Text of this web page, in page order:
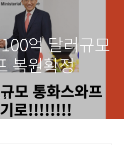
억 달러규모
복원확정
2.